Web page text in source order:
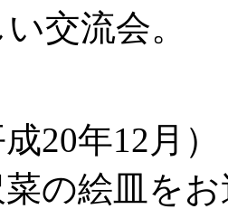
交流会。
年12月）
絵皿をお